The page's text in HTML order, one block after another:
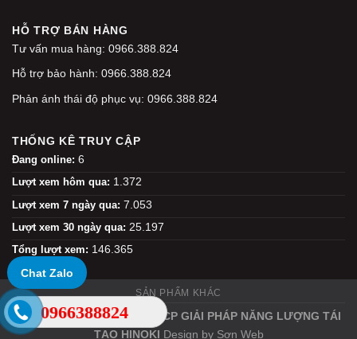
HỖ TRỢ BÁN HÀNG
Tư vấn mua hàng: 0966.388.824
Hỗ trợ bảo hành: 0966.388.824
Phản ánh thái độ phục vụ: 0966.388.824
THỐNG KÊ TRUY CẬP
Đang online: 6
Lượt xem hôm qua: 1.372
Lượt xem 7 ngày qua: 7.053
Lượt xem 30 ngày qua: 25.197
Tổng lượt xem: 146.365
SẢN PHẨM KHÁC
Copyright 2026 ©CÔNG TY CP GIẢI PHÁP NĂNG LƯỢNG TÁI
TẠO HINOKI Design by Sơn Web
Chat Zalo
0966388824